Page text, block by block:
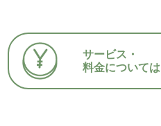
サービス・
料金について